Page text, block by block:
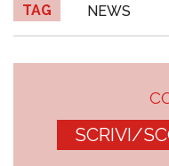
TAG NEWS
SCRIVI/